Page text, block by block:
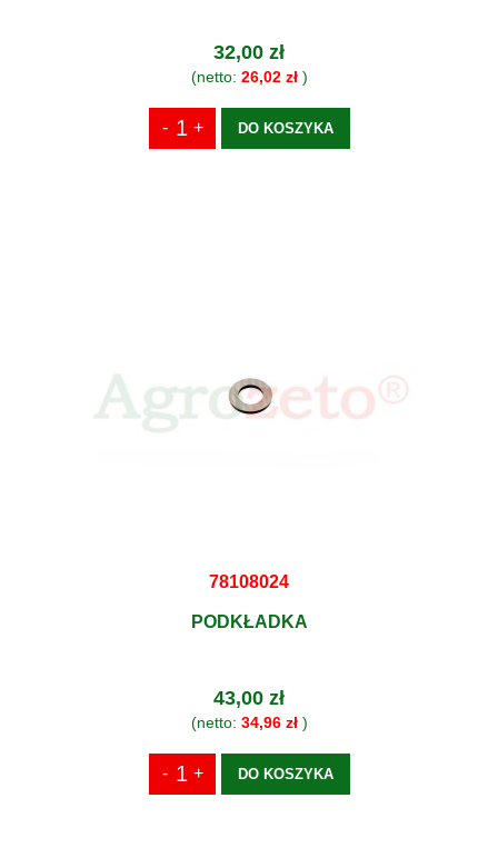
32,00 zł
(netto: 26,02 zł)
DO KOSZYKA
78108024
PODKŁADKA
43,00 zł
(netto: 34,96 zł)
DO KOSZYKA